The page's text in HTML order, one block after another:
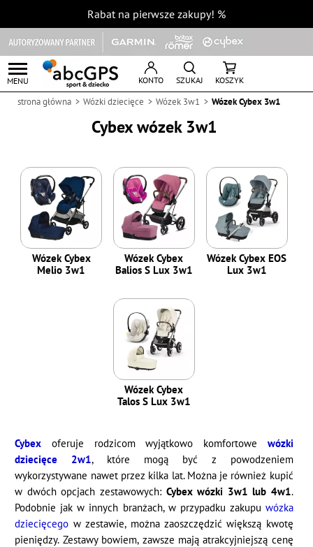
Rabat na pierwsze zakupy! %
MENU KONTO SZUKAJ KOSZYK
strona główna Wózki dziecięce Wózek 3w1 Wózek Cybex 3w1
Cybex wózek 3w1
Wózek Cybex
Melio 3w1
Wózek Cybex
Balios S Lux 3w1
Wózek Cybex EOS
Lux 3w1
Wózek Cybex
Talos S Lux 3w1
Cybex oferuje rodzicom wyjątkowo komfortowe wózki
dziecięce 2w1, które mogą być z powodzeniem
wykorzystywane nawet przez kilka lat. Można je również kupić
w dwóch opcjach zestawowych:Cybex wózki 3w1 lub 4w1.
Podobnie jak w innych branżach, w przypadku zakupu wózka
dziecięcego w zestawie, można zaoszczędzić większą kwotę
pieniędzy. Zestawy bowiem, zawsze mają atrakcyjniejszą cenę